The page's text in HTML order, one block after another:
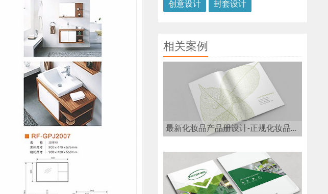
创意设计 封套设计
相关案例
最新化妆品产品册设计-正规化妆品画册设计公司